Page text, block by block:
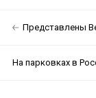
Представлены
На парковках в